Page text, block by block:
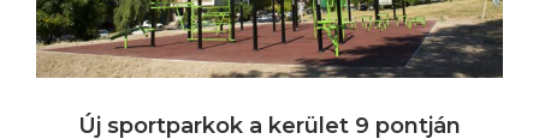
Új sportparkok a kerület 9 pontján